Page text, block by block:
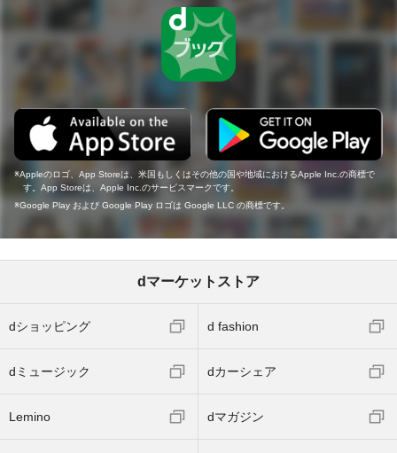
Appleのロゴ、App Storeは、米国もしくはその他の国や地域におけるApple Inc.の商標で
す。App Storeは、Apple Inc.のサービスマークです。
Google Play および Google Play ロゴは Google LLC の商標です。
dマーケットストア
dショッピング d fashion
dミュージック dカーシェア
Lemino dマガジン